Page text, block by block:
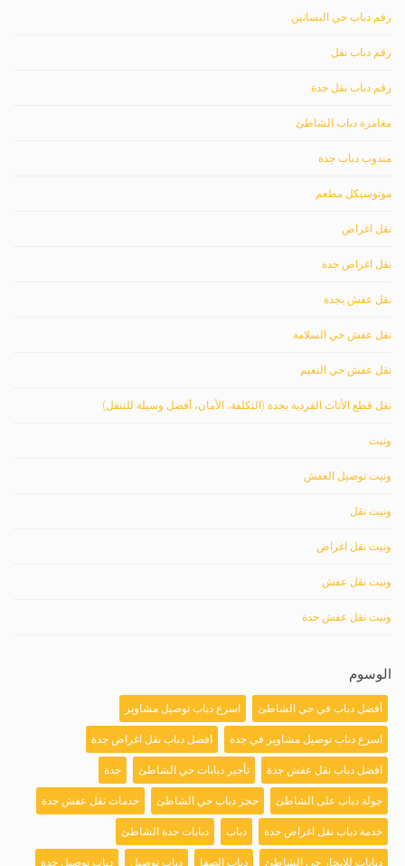
رقم دباب حي البساتين
رقم دباب نقل
رقم دباب نقل جدة
مغامرة دباب الشاطئ
مندوب دباب جدة
موتوسيكل مطعم
نقل اغراض
نقل اغراض جدة
نقل عفش بجدة
نقل عفش حي السلامة
نقل عفش حي النعيم
نقل قطع الأثاث الفردية بجدة (التكلفة، الأمان، أفضل وسيلة للتنقل)
ونيت
ونيت توصيل العفش
ونيت نقل
ونيت نقل اغراض
ونيت نقل عفش
ونيت نقل عفش جدة
الوسوم
أفضل دباب في حي الشاطئ اسرع دباب توصيل مشاوير
اسرع دباب توصيل مشاوير في جدة افضل دباب نقل اغراض جدة
افضل دباب نقل عفش جدة تأجير دبابات حي الشاطئ جدة
جولة دباب على الشاطئ حجز دباب حي الشاطئ خدمات نقل عفش جدة
خدمة دباب نقل اغراض جدة دباب دبابات جدة الشاطئ
دبابات للإيجار حي الشاطئ دباب الصفا دباب توصيل دباب توصيل جدة